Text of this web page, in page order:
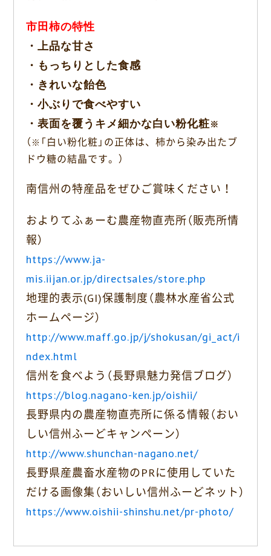
市田柿の特性
・上品な甘さ
・もっちりとした食感
・きれいな飴色
・小ぶりで食べやすい
・表面を覆うキメ細かな白い粉化粧※
（ ※ 「白い粉化粧」の正体は、 柿から染み出たブ
ドウ糖の結晶です。）
南信州の特産品をぜひご賞味ください！
およりてふぁーむ農産物直売所（販売所情
報）
https://www.ja-
mis.iijan.or.jp/directsales/store.php
地理的表示(GI)保護制度（農林水産省公式
ホームページ）
http://www.maff.go.jp/j/shokusan/gi_act/i
ndex.html
信州を食べよう（長野県魅力発信ブログ）
https://blog.nagano-ken.jp/oishii/
長野県内の農産物直売所に係る情報（おい
しい信州ふーどキャンペーン）
http://www.shunchan-nagano.net/
長野県産農畜水産物のPRに使用していた
だける画像集（おいしい信州ふーどネット）
https://www.oishii-shinshu.net/pr-photo/